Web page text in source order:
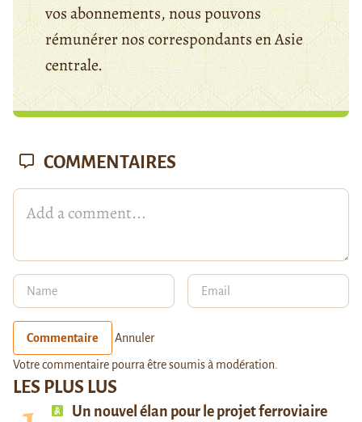
vos abonnements, nous pouvons
rémunérer nos correspondants en Asie
centrale.
LES PLUS LUS
Un nouvel élan pour le projet ferroviaire
COMMENTAIRES
Commentaire Annuler
Votre commentaire pourra être soumis à modération.